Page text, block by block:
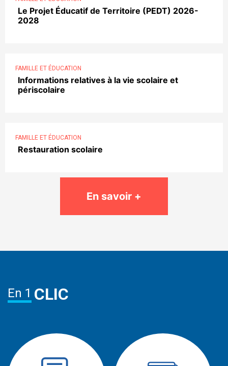
Le Projet Éducatif de Territoire (PEDT) 2026-
2028
FAMILLE ET ÉDUCATION
Informations relatives à la vie scolaire et
périscolaire
FAMILLE ET ÉDUCATION
Restauration scolaire
En savoir +
En 1 CLIC